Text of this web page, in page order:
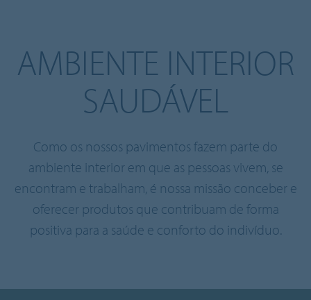
AMBIENTE INTERIOR
SAUDÁVEL
Como os nossos pavimentos fazem parte do
ambiente interior em que as pessoas vivem, se
encontram e trabalham, é nossa missão conceber e
oferecer produtos que contribuam de forma
positiva para a saúde e conforto do indivíduo.